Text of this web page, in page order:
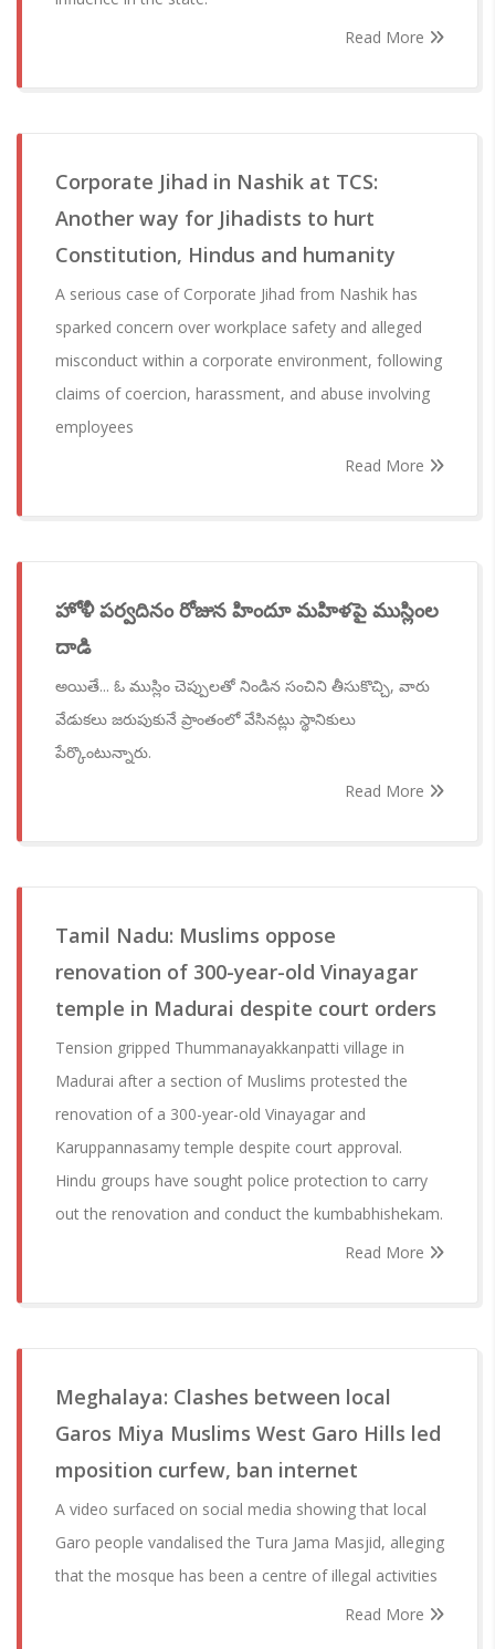
Read More
Corporate Jihad in Nashik at TCS:
Another way for Jihadists to hurt
Constitution, Hindus and humanity
A serious case of Corporate Jihad from Nashik has
sparked concern over workplace safety and alleged
misconduct within a corporate environment, following
claims of coercion, harassment, and abuse involving
employees
Read More
హోళీ పర్వదినం రోజున హిందూ మహిళపై ముస్లింల
దాడి
అయితే... ఓ ముస్లిం చెప్పులతో నిండిన సంచిని తీసుకొచ్చి, వారు
వేడుకలు జరుపుకునే ప్రాంతంలో వేసినట్లు స్థానికులు
పేర్కొంటున్నారు.
Read More
Tamil Nadu: Muslims oppose
renovation of 300-year-old Vinayagar
temple in Madurai despite court orders
Tension gripped Thummanayakkanpatti village in
Madurai after a section of Muslims protested the
renovation of a 300-year-old Vinayagar and
Karuppannasamy temple despite court approval.
Hindu groups have sought police protection to carry
out the renovation and conduct the kumbabhishekam.
Read More
Meghalaya: Clashes between local
Garos Miya Muslims West Garo Hills led
mposition curfew, ban internet
A video surfaced on social media showing that local
Garo people vandalised the Tura Jama Masjid, alleging
that the mosque has been a centre of illegal activities
Read More